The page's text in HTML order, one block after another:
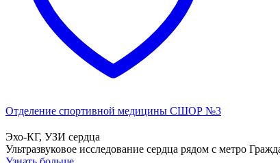
Отделение спортивной медицины СШОР №3
Эхо-КГ, УЗИ сердца
Ультразвуковое исследование сердца рядом с метро